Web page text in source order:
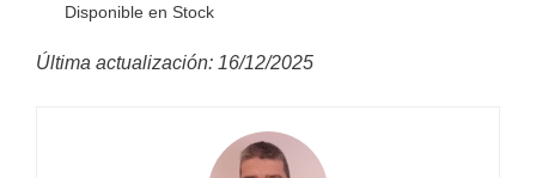
Disponible en Stock
Última actualización: 16/12/2025